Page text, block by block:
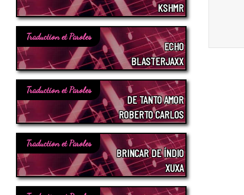
KSHMR
Traduction et Paroles
ECHO
BLASTERJAXX
Traduction et Paroles
DE TANTO AMOR
ROBERTO CARLOS
Traduction et Paroles
BRINCAR DE ÍNDIO
XUXA